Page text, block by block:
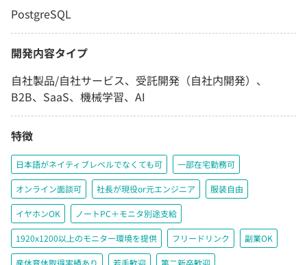
PostgreSQL
開発内容タイプ
自社製品/自社サービス、受託開発（自社内開発）、
B2B、SaaS、機械学習、AI
特徴
日本語がネイティブレベルでなくても可 一部在宅勤務可
オンライン面談可 社長が現役or元エンジニア 服装自由
イヤホンOK ノートPC＋モニタ別途支給
1920x1200以上のモニター環境を提供 フリードリンク 副業OK